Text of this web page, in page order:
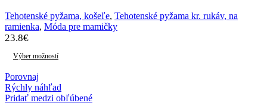
Tehotenské pyžama, košeľe, Tehotenské pyžama kr. rukáv, na
ramienka, Móda pre mamičky
23.8€
Výber možností
Porovnaj
Rýchly náhľad
Pridať medzi obľúbené